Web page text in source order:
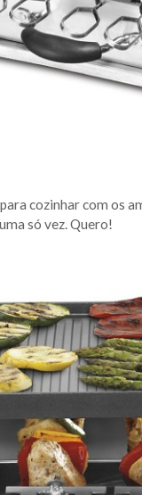
cozinhar com os
só vez. Quero!